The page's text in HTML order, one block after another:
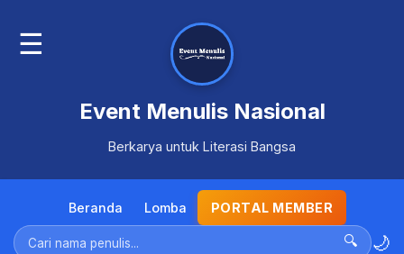
☰
Event Menulis Nasional
Berkarya untuk Literasi Bangsa
Beranda Lomba PORTAL MEMBER
🔍 🌙